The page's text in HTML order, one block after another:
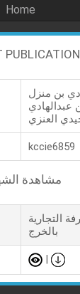
Home
PUBLICATION
بن منزل
عبدالهادي
العنزي
kccie6859
مشاهدة
التجارية
بالخرج